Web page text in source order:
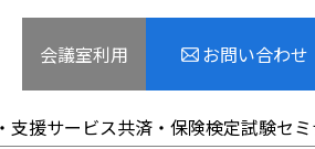
会議室利用 お問い合わせ
支援サービス共済・保険検定試験セ